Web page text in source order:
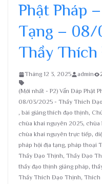
Phật Pháp
Tạng –
Thầy
Tháng 12 3, 2025 admin
(Mới nhất - P2) Vấn Đáp Phật
08/03/2025 - Thầy Thích
, bài giảng thích đạo thịnh,
chùa khai nguyên 2025, chùa
chùa khai nguyên trực tiếp,
pháp hội địa tạng, pháp thoại
Thầy Đạo Thịnh, Thầy Đạo
thầy đạo thịnh giảng pháp,
Thầy Thích Đạo Thịnh, Thích